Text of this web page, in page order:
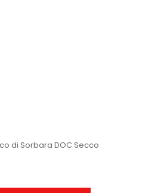
di Sorbara DOC Secco